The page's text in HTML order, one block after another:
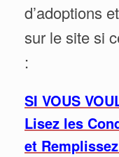
d’adoptions
sur le site si
:
SI VOUS
Lisez les
et